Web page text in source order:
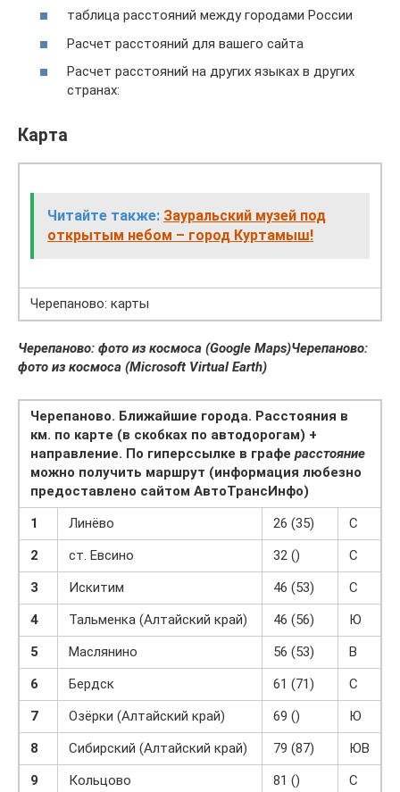
таблица расстояний между городами России
Расчет расстояний для вашего сайта
Расчет расстояний на других языках в других
странах:
Карта
Читайте также: Зауральский музей под
открытым небом – город Куртамыш!
Черепаново: карты
Черепаново: фото из космоса (Google Maps)Черепаново:
фото из космоса (Microsoft Virtual Earth)
Черепаново. Ближайшие города. Расстояния в
км. по карте (в скобках по автодорогам) +
направление. По гиперссылке в графе расстояние
можно получить маршрут (информация любезно
предоставлено сайтом АвтоТрансИнфо)
1
Линёво 26 (35)
С
2
ст. Евсино 32 ()
С
3
Искитим 46 (53)
С
4
Тальменка (Алтайский край) 46 (56)
Ю
5
Маслянино 56 (53)
В
6
Бердск 61 (71)
С
7
Озёрки (Алтайский край) 69 ()
Ю
8
Сибирский (Алтайский край) 79 (87)
ЮВ
9
Кольцово 81 ()
С